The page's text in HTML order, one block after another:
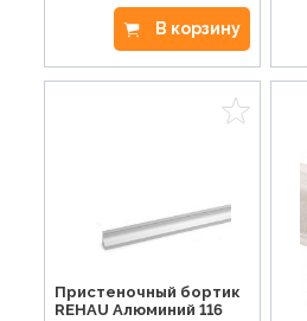
В корзину
Пристеночный бортик
REHAU Алюминий 116